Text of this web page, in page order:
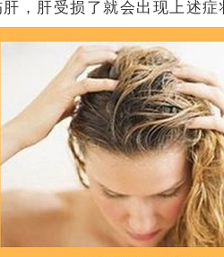
，肝受损了就会出现上述症